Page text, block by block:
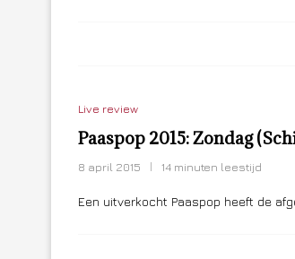
Live review
Paaspop 2015: Zondag
8 april 2015 14 minuten leestijd
Een uitverkocht Paaspop heeft de